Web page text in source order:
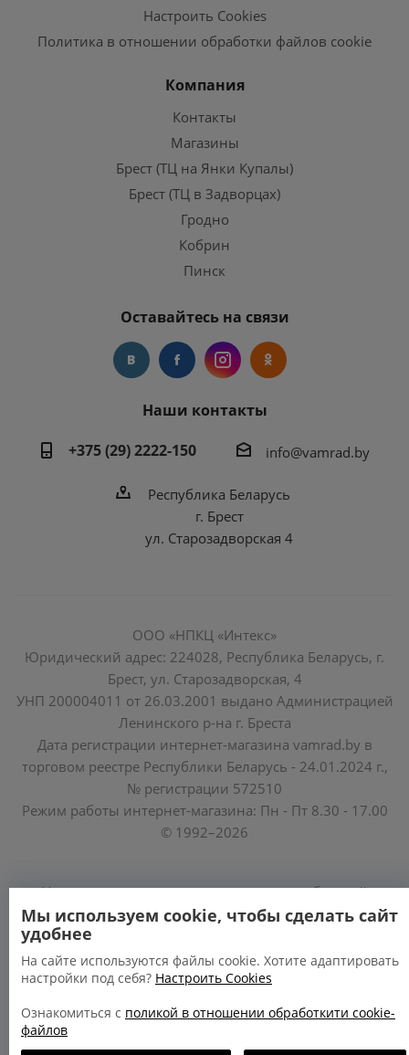
Настроить Cookies
Политика в отношении обработки файлов cookie
Компания
Контакты
Магазины
Брест (ТЦ на Янки Купалы)
Брест (ТЦ в Задворцах)
Гродно
Кобрин
Пинск
Оставайтесь на связи
Наши контакты
+375 (29) 2222-150
info@vamrad.by
Республика Беларусь
г. Брест
ул. Старозадворская 4
ООО «НПКЦ «Интекс»
Юридический адрес: 224028, Республика Беларусь, г.
Брест, ул. Старозадворская, 4
УНП 200004011 от 26.03.2001 выдано Администрацией
Ленинского р-на г. Бреста
Дата регистрации интернет-магазина vamrad.by в
торговом реестре Республики Беларусь - 24.01.2024 г.,
№ регистрации 572510
Режим работы интернет-магазина: Пн - Пт 8.30 - 17.00
© 1992–2026
Уполномоченные по защите прав потребителей
облисполкомов, Минского горисполкома:
https://www.mart.gov.by/activity/zashchita-prav-
potrebiteley/
БРЕСТСКАЯ ОБЛАСТЬ тел. (80162) 26 97 69;
Мы используем cookie, чтобы сделать сайт
удобнее
На сайте используются файлы cookie. Хотите адаптировать
настройки под себя? Настроить Cookies
Ознакомиться с поликой в отношении обработкити cookie-
файлов